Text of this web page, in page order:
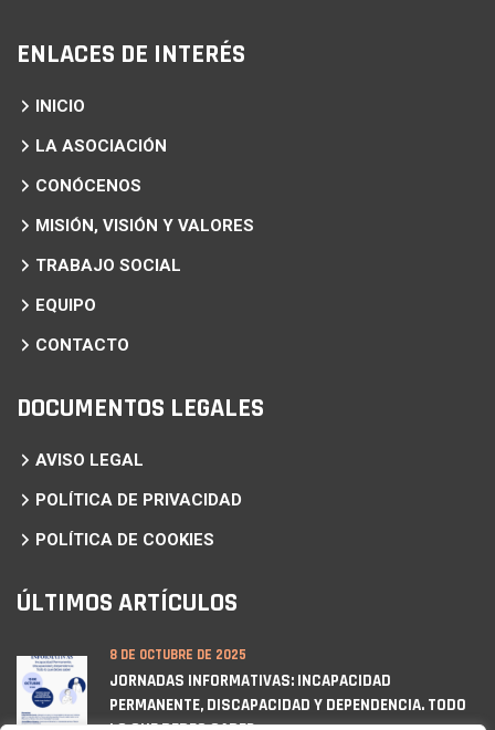
ENLACES DE INTERÉS
INICIO
LA ASOCIACIÓN
CONÓCENOS
MISIÓN, VISIÓN Y VALORES
TRABAJO SOCIAL
EQUIPO
CONTACTO
DOCUMENTOS LEGALES
AVISO LEGAL
POLÍTICA DE PRIVACIDAD
POLÍTICA DE COOKIES
ÚLTIMOS ARTÍCULOS
8 DE OCTUBRE DE 2025
JORNADAS INFORMATIVAS: INCAPACIDAD
PERMANENTE, DISCAPACIDAD Y DEPENDENCIA. TODO